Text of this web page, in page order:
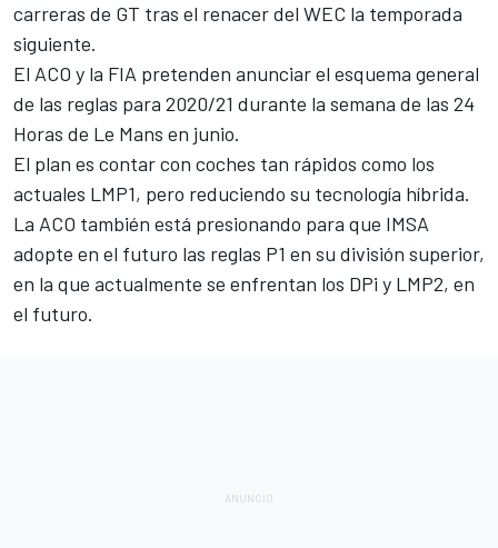
carreras de GT tras el renacer del WEC la temporada
siguiente.
El ACO y la FIA pretenden anunciar el esquema general
de las reglas para 2020/21 durante la semana de las 24
Horas de Le Mans en junio.
El plan es contar con coches tan rápidos como los
actuales LMP1, pero reduciendo su tecnología híbrida.
La ACO también está presionando para que IMSA
adopte en el futuro las reglas P1 en su división superior,
en la que actualmente se enfrentan los DPi y LMP2, en
el futuro.